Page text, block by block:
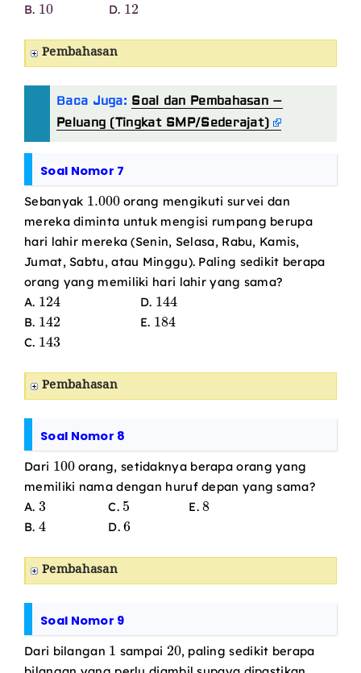
B. D.
Pembahasan
Baca Juga: Soal dan Pembahasan –
Peluang (Tingkat SMP/Sederajat)
Soal Nomor 7
Sebanyak
1.000
orang mengikuti survei dan
mereka diminta untuk mengisi rumpang berupa
hari lahir mereka (Senin, Selasa, Rabu, Kamis,
Jumat, Sabtu, atau Minggu). Paling sedikit berapa
orang yang memiliki hari lahir yang sama?
A.
124
D.
144
B.
142
E.
184
C.
143
Pembahasan
Soal Nomor 8
Dari
100
orang, setidaknya berapa orang yang
memiliki nama dengan huruf depan yang sama?
A.
3
C.
5
E.
8
B.
4
D.
6
Pembahasan
Soal Nomor 9
Dari bilangan
1
sampai
20
, paling sedikit berapa